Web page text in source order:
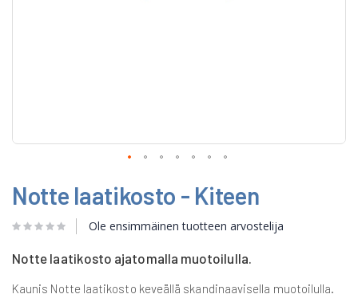
to
the
beginning
of
images
Notte laatikosto - Kiteen
Ole ensimmäinen tuotteen arvostelija
Notte laatikosto ajatomalla muotoilulla.
Kaunis Notte laatikosto keveällä skandinaavisella muotoilulla.